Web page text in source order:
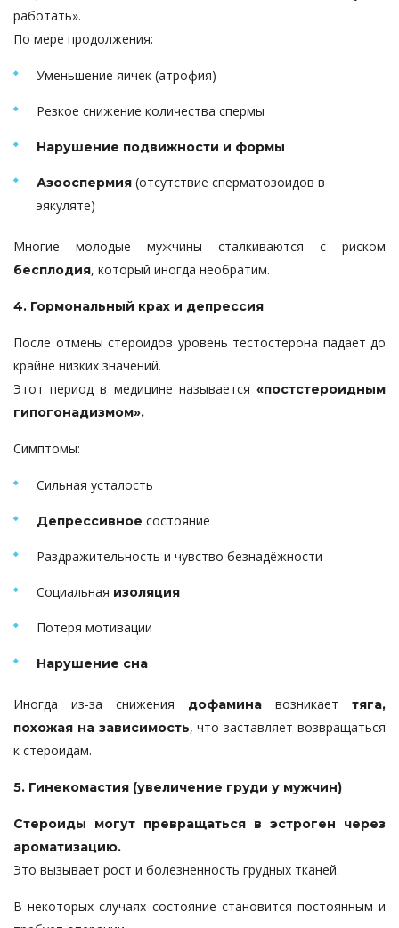
работать».
По мере продолжения:
Уменьшение яичек (атрофия)
Резкое снижение количества спермы
Нарушение подвижности и формы
Азооспермия (отсутствие сперматозоидов в
эякуляте)
Многие молодые мужчины сталкиваются с риском
бесплодия, который иногда необратим.
4. Гормональный крах и депрессия
После отмены стероидов уровень тестостерона падает до
крайне низких значений.
Этот период в медицине называется «постстероидным
гипогонадизмом».
Симптомы:
Сильная усталость
Депрессивное состояние
Раздражительность и чувство безнадёжности
Социальная изоляция
Потеря мотивации
Нарушение сна
Иногда из-за снижения дофамина возникает тяга,
похожая на зависимость, что заставляет возвращаться
к стероидам.
5. Гинекомастия (увеличение груди у мужчин)
Стероиды могут превращаться в эстроген через
ароматизацию.
Это вызывает рост и болезненность грудных тканей.
В некоторых случаях состояние становится постоянным и